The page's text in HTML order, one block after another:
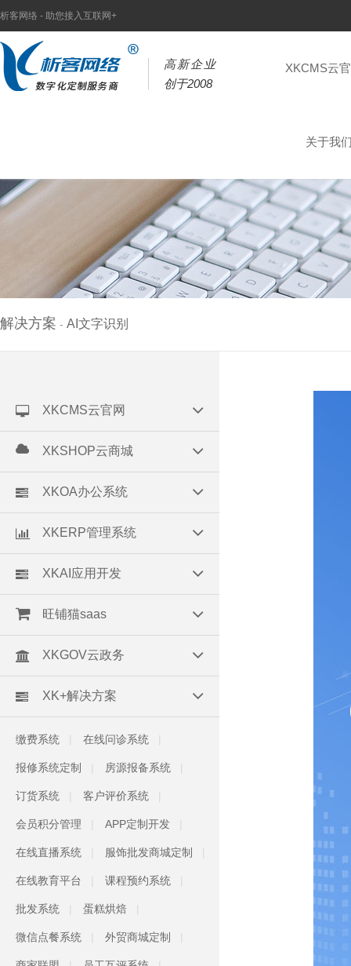
析客网络 - 助您接入互联网+
高新企业
创于2008
XKCMS云
关于我
解决方案 - AI文字识别
XKCMS云官网
XKSHOP云商城
XKOA办公系统
XKERP管理系统
XKAI应用开发
旺铺猫saas
XKGOV云政务
XK+解决方案
缴费系统 在线问诊系统
报修系统定制 房源报备系统
订货系统 客户评价系统
会员积分管理 APP定制开发
在线直播系统 服饰批发商城定制
在线教育平台 课程预约系统
批发系统 蛋糕烘焙
微信点餐系统 外贸商城定制